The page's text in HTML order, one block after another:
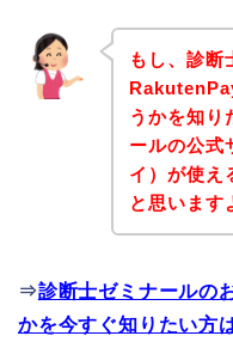
もし、診断
うかを知り
ールの公式
イ）が使え
と思います
⇒診断士ゼミナールの
かを今すぐ知りたい方